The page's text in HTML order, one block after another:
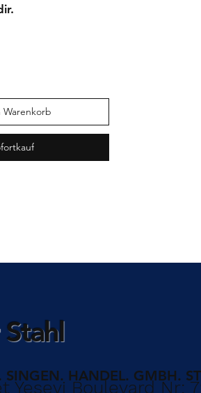
Warenkorb
SINGEN. HANDEL. GMBH.
Yesevi Boulevard Nr: